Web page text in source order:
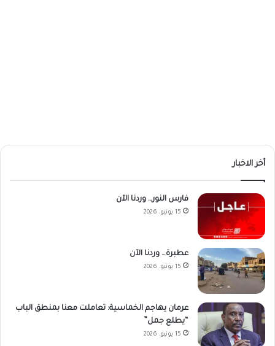
أخر الاخبار
فارس النور… وردنا الآن
15 يونيو، 2026
عطبرة… وردنا الآن
15 يونيو، 2026
عرمان يهاجم الخماسية: تعاملت معنا بمنطق الباب
“يطلع جمل”
15 يونيو، 2026